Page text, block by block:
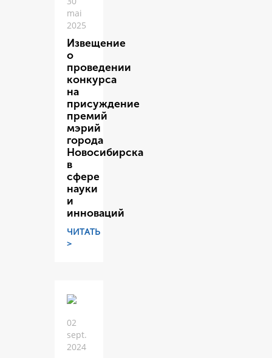
mai
2025
Извещение
о
проведении
конкурса
на
присуждение
премий
мэрий
города
Новосибирска
в
сфере
науки
и
инноваций
ЧИТАТЬ
>
02
sept.
2024